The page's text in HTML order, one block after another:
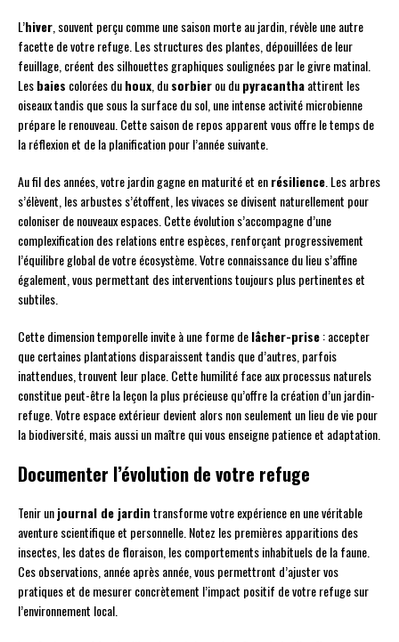
L’hiver , souvent perçu comme une saison morte au jardin, révèle une autre
facette de votre refuge. Les structures des plantes, dépouillées de leur
feuillage, créent des silhouettes graphiques soulignées par le givre matinal.
Lesbaies colorées duhoux , dusorbierou dupyracanthaattirent les
oiseaux tandis que sous la surface du sol, une intense activité microbienne
prépare le renouveau. Cette saison de repos apparent vous offre le temps de
la réflexion et de la planification pour l’année suivante.
Au fil des années, votre jardin gagne en maturité et enrésilience . Les arbres
s’élèvent, les arbustes s’étoffent, les vivaces se divisent naturellement pour
coloniser de nouveaux espaces. Cette évolution s’accompagne d’une
complexification des relations entre espèces, renforçant progressivement
l’équilibre global de votre écosystème. Votre connaissance du lieu s’affine
également, vous permettant des interventions toujours plus pertinentes et
subtiles.
Cette dimension temporelle invite à une forme delâcher-prise: accepter
que certaines plantations disparaissent tandis que d’autres, parfois
inattendues, trouvent leur place. Cette humilité face aux processus naturels
constitue peut-être la leçon la plus précieuse qu’offre la création d’un jardin-
refuge. Votre espace extérieur devient alors non seulement un lieu de vie pour
la biodiversité, mais aussi un maître qui vous enseigne patience et adaptation.
Documenter l’évolution de votre refuge
Tenir unjournal de jardintransforme votre expérience en une véritable
aventure scientifique et personnelle. Notez les premières apparitions des
insectes, les dates de floraison, les comportements inhabituels de la faune.
Ces observations, année après année, vous permettront d’ajuster vos
pratiques et de mesurer concrètement l’impact positif de votre refuge sur
l’environnement local.